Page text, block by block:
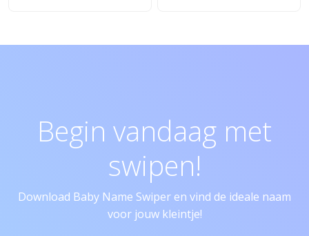
Begin vandaag met
swipen!
Download Baby Name Swiper en vind de ideale naam
voor jouw kleintje!